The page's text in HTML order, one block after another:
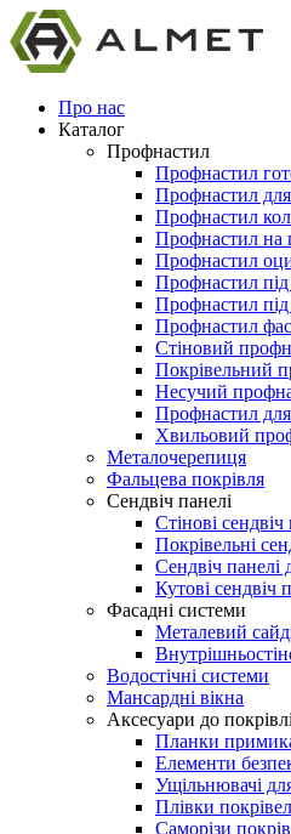
Про нас
Каталог
Профнастил
Профнастил
Профнастил для
Профнастил
Профнастил на
Профнастил
Профнастил під
Профнастил під
Профнастил
Стіновий
Покрівельний
Несучий
Профнастил
Хвильовий
Металочерепиця
Фальцева покрівля
Сендвіч панелі
Стінові сендвіч
Покрівельні
Сендвіч панелі
Кутові сендвіч
Фасадні системи
Металевий
Водостічні системи
Мансардні вікна
Аксесуари до покрівлі
Планки
Елементи
Ущільнювачі
Плівки
Саморізи